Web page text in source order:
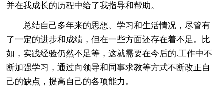
并在我成长的历程中给了我指导和帮助。
总结自己多年来的思想、学习和生活情况，尽管有
了一定的进步和成绩，但在一些方面还存在着不足。比
如，实践经验仍然不足等，这就需要在今后的.工作中不
断加强学习，通过向领导和同事求教等方式不断改正自
己的缺点，提高自己的各项能力。